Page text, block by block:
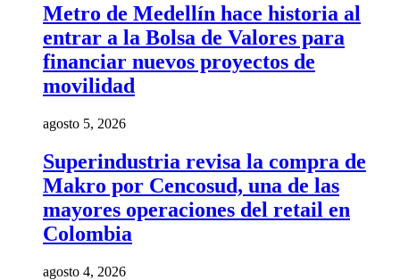
Metro de Medellín hace historia al
entrar a la Bolsa de Valores para
financiar nuevos proyectos de
movilidad
agosto 5, 2026
Superindustria revisa la compra de
Makro por Cencosud, una de las
mayores operaciones del retail en
Colombia
agosto 4, 2026